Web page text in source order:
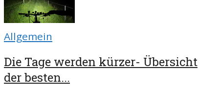
Allgemein
Die Tage werden kürzer- Übersicht
der besten...